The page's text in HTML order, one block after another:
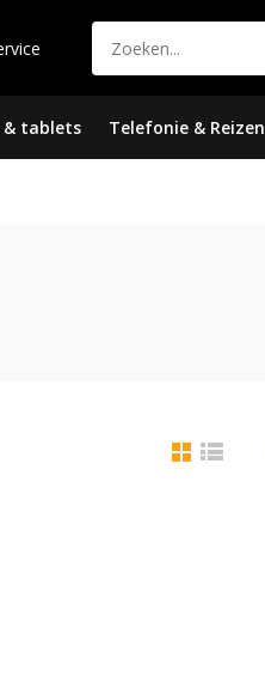
& tablets Telefonie & Reizen